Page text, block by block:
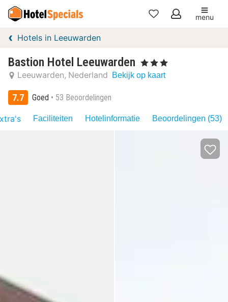
Mijn
menu
Hotels in Leeuwarden
Bastion Hotel Leeuwarden , 3 Sterren
Leeuwarden Nederland Bekijk op kaart
7.7 Goed 53 Beoordelingen
Faciliteiten Hotelinformatie Beoordelingen (53)